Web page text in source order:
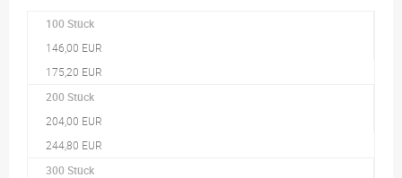
100 Stück
146,00 EUR
175,20 EUR
200 Stück
204,00 EUR
244,80 EUR
300 Stück